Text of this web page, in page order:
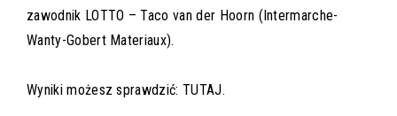
zawodnik LOTTO – Taco van der Hoorn (Intermarche-
Wanty-Gobert Materiaux).
Wyniki możesz sprawdzić: TUTAJ.